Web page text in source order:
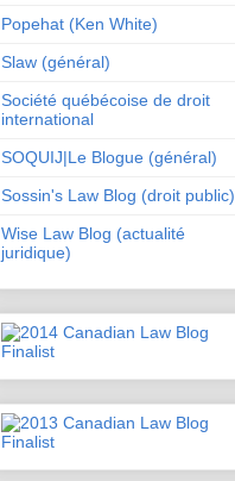
Popehat (Ken White)
Slaw (général)
Société québécoise de droit
international
SOQUIJ|Le Blogue (général)
Sossin's Law Blog (droit public)
Wise Law Blog (actualité
juridique)